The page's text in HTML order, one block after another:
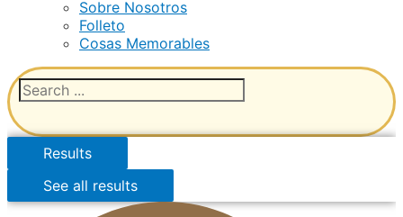
Sobre Nosotros
Folleto
Cosas Memorables
Results
See all results